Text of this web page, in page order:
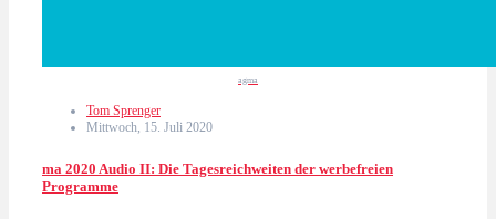
agma
Tom Sprenger
Mittwoch, 15. Juli 2020
ma 2020 Audio II: Die Tagesreichweiten der werbefreien
Programme